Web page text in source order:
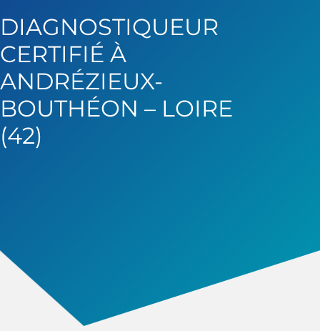
DIAGNOSTIQUEUR
CERTIFIÉ À
ANDRÉZIEUX-
BOUTHÉON – LOIRE
(42)